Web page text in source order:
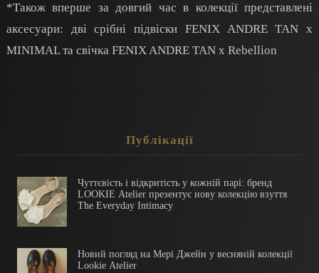
*Також вперше за довгий час в колекції представлені
аксесуари: дві срібні підвіски FENIX ANDRE TAN x
MINIMAL та свічка FENIX ANDRE TAN x Rebellion
Публікації
Чуттєвість і відкритість у кожній парі: бренд
LOOKIE Atelier презентує нову колекцію взуття
The Everyday Intimacy
Новий погляд на Мері Джейн у весняній колекції
Lookie Atelier